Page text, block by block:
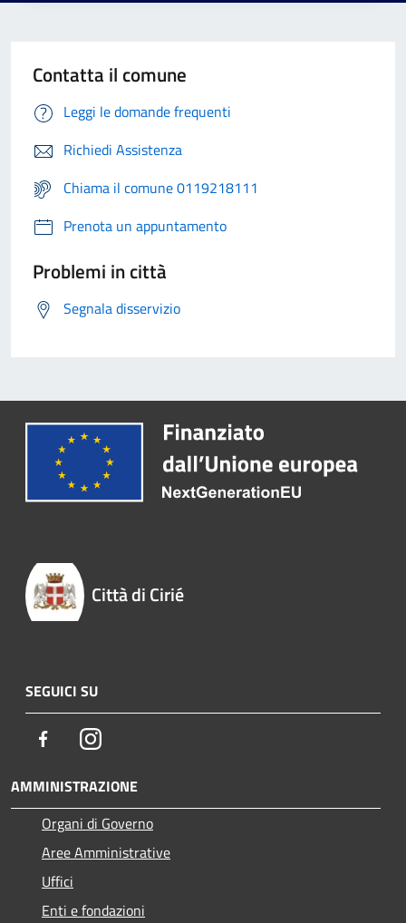
Contatta il comune
Leggi le domande frequenti
Richiedi Assistenza
Chiama il comune 0119218111
Prenota un appuntamento
Problemi in città
Segnala disservizio
Città di Cirié
SEGUICI SU
FacebookInstagram
AMMINISTRAZIONE
Organi di Governo
Aree Amministrative
Uffici
Enti e fondazioni